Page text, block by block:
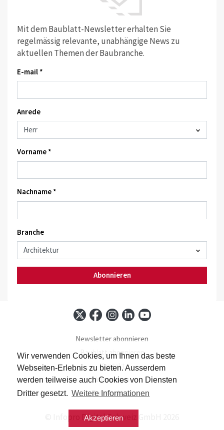
Wir verwenden Cookies, um Ihnen das beste
Webseiten-Erlebnis zu bieten. Ausserdem
werden teilweise auch Cookies von Diensten
Dritter gesetzt. Weitere Informationen
Akzeptieren
Mit dem Baublatt-Newsletter erhalten Sie
regelmässig relevante, unabhängige News zu
aktuellen Themen der Baubranche.
E-mail *
Anrede
Vorname *
Nachname *
Branche
Abonnieren
Newsletter abonnieren
Baublatt abonnieren
Kontakt
Impressum
Datenschutz
© Infopro Digital Schweiz GmbH 2026